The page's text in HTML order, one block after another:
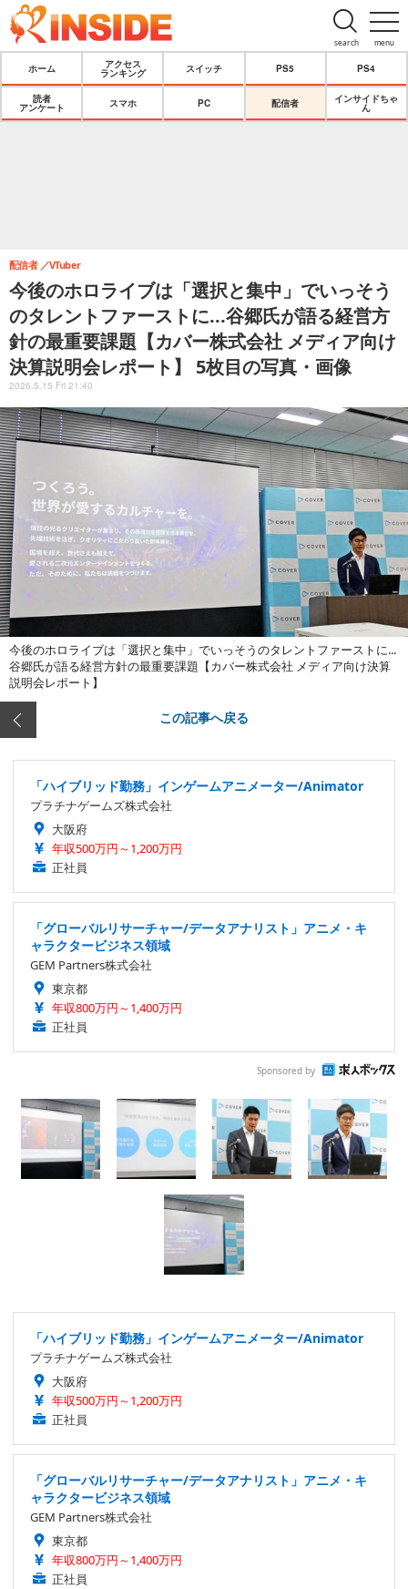
menu
search
ホーム
アクセス
ランキング
スイッチ PS5 PS4
読者
アンケート
スマホ PC 配信者
インサイドちゃ
ん
今後のホロライブは「選択と集中」でいっそう
のタレントファーストに...谷郷氏が語る経営方
針の最重要課題【カバー株式会社 メディア向け
決算説明会レポート】 5枚目の写真・画像
配信者 VTuber
2026.5.15 Fri 21:40
今後のホロライブは「選択と集中」でいっそうのタレントファーストに...
谷郷氏が語る経営方針の最重要課題【カバー株式会社 メディア向け決算
説明会レポート】
この記事へ戻る
「ハイブリッド勤務」インゲームアニメーター/Animator
プラチナゲームズ株式会社
大阪府
年収500万円～1,200万円
正社員
「グローバルリサーチャー/データアナリスト」アニメ・キ
ャラクタービジネス領域
GEM Partners株式会社
東京都
年収800万円～1,400万円
正社員
Sponsored by
「ハイブリッド勤務」インゲームアニメーター/Animator
プラチナゲームズ株式会社
大阪府
年収500万円～1,200万円
正社員
「グローバルリサーチャー/データアナリスト」アニメ・キ
ャラクタービジネス領域
GEM Partners株式会社
東京都
年収800万円～1,400万円
正社員